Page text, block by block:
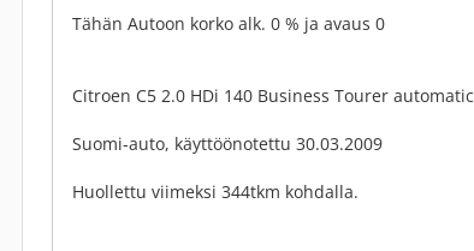
Tähän Autoon korko alk. 0 % ja avaus 0
Citroen C5 2.0 HDi 140 Business Tourer automatic
Suomi-auto, käyttöönotettu 30.03.2009
Huollettu viimeksi 344tkm kohdalla.